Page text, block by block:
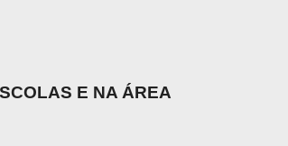
E NA ÁREA